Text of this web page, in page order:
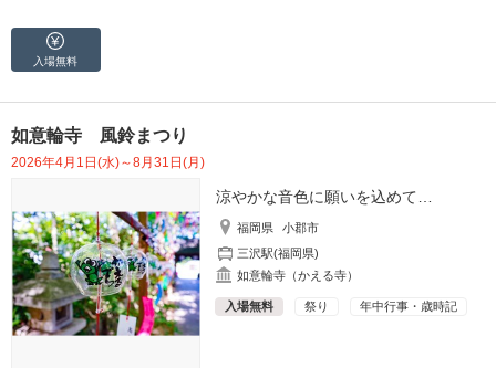
入場無料
如意輪寺 風鈴まつり
2026年4月1日(水)～8月31日(月)
涼やかな音色に願いを込めて…
福岡県
小郡市
三沢駅(福岡県)
如意輪寺（かえる寺）
入場無料 祭り 年中行事・歳時記